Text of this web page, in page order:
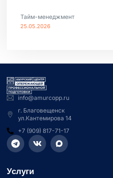
Тайм-менеджмент
25.05.2026
info@amurcopp.ru
г. Благовещенск
ул.Кантемирова 14
+7 (909) 817-71-17
Услуги